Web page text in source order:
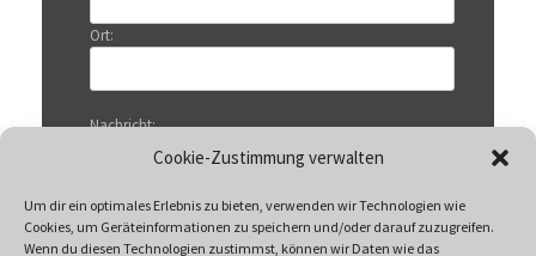
Cookie-Zustimmung verwalten
Um dir ein optimales Erlebnis zu bieten, verwenden wir Technologien wie
Cookies, um Geräteinformationen zu speichern und/oder darauf zuzugreifen.
Wenn du diesen Technologien zustimmst, können wir Daten wie das
Ort:
Nachricht: